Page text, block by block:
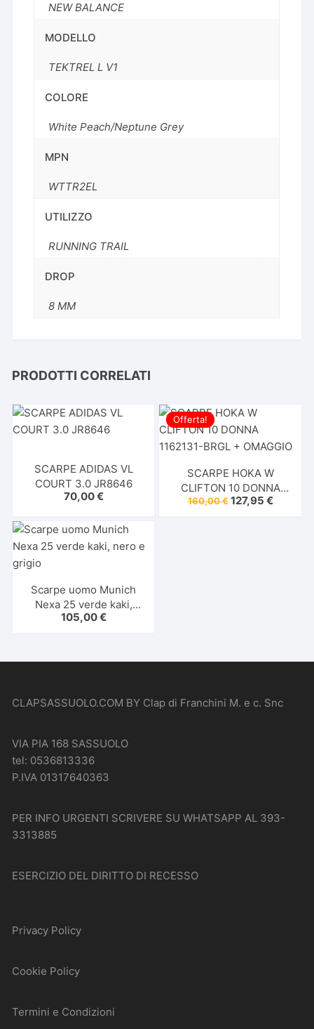
NEW BALANCE
MODELLO
TEKTREL L V1
COLORE
White Peach/Neptune Grey
MPN
WTTR2EL
UTILIZZO
RUNNING TRAIL
DROP
8 MM
PRODOTTI CORRELATI
SCARPE ADIDAS VL
COURT 3.0 JR8646
70,00€
Offerta!
SCARPE HOKA W
CLIFTON 10 DONNA
1162131-BRGL +
160,00€ Il
prezzo
127,95 €Il
Scarpe uomo Munich
Nexa 25 verde kaki,
nero e grigio
105,00€
CLAPSASSUOLO.COM BY Clap di Franchini M. e c. Snc
VIA PIA 168 SASSUOLO
tel: 0536813336
P.IVA 01317640363
PER INFO URGENTI SCRIVERE SU WHATSAPP AL 393-
3313885
ESERCIZIO DEL DIRITTO DI RECESSO
Privacy Policy
Cookie Policy
Termini e Condizioni